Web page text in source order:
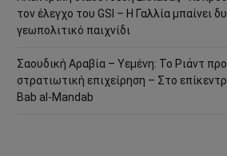
τον έλεγχο του GSI – Η Γαλλία μπαίνει
γεωπολιτικό παιχνίδι
Σαουδική Αραβία – Υεμένη: Το Ριάντ
στρατιωτική επιχείρηση – Στο
Bab al-Mandab